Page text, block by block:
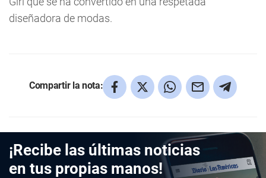
diseñadora de modas.
Compartir la nota:
¡Recibe las últimas noticias
en tus propias manos!